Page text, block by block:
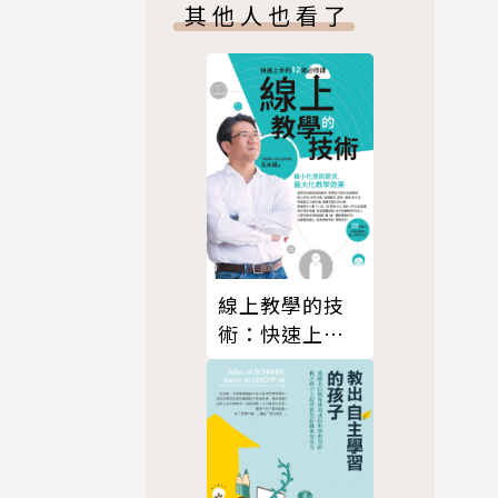
其他人也看了
線上教學的技
術：快速上手
的12堂必修課